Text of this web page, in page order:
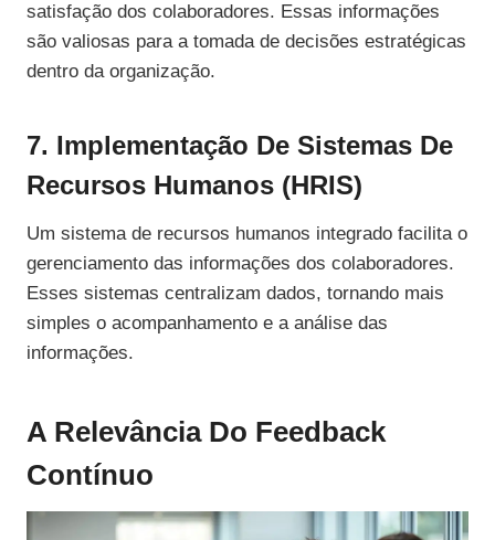
satisfação dos colaboradores. Essas informações
são valiosas para a tomada de decisões estratégicas
dentro da organização.
7. Implementação De Sistemas De
Recursos Humanos (HRIS)
Um sistema de recursos humanos integrado facilita o
gerenciamento das informações dos colaboradores.
Esses sistemas centralizam dados, tornando mais
simples o acompanhamento e a análise das
informações.
A Relevância Do Feedback
Contínuo